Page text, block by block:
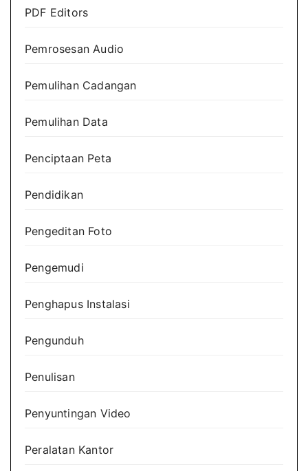
PDF Editors
Pemrosesan Audio
Pemulihan Cadangan
Pemulihan Data
Penciptaan Peta
Pendidikan
Pengeditan Foto
Pengemudi
Penghapus Instalasi
Pengunduh
Penulisan
Penyuntingan Video
Peralatan Kantor